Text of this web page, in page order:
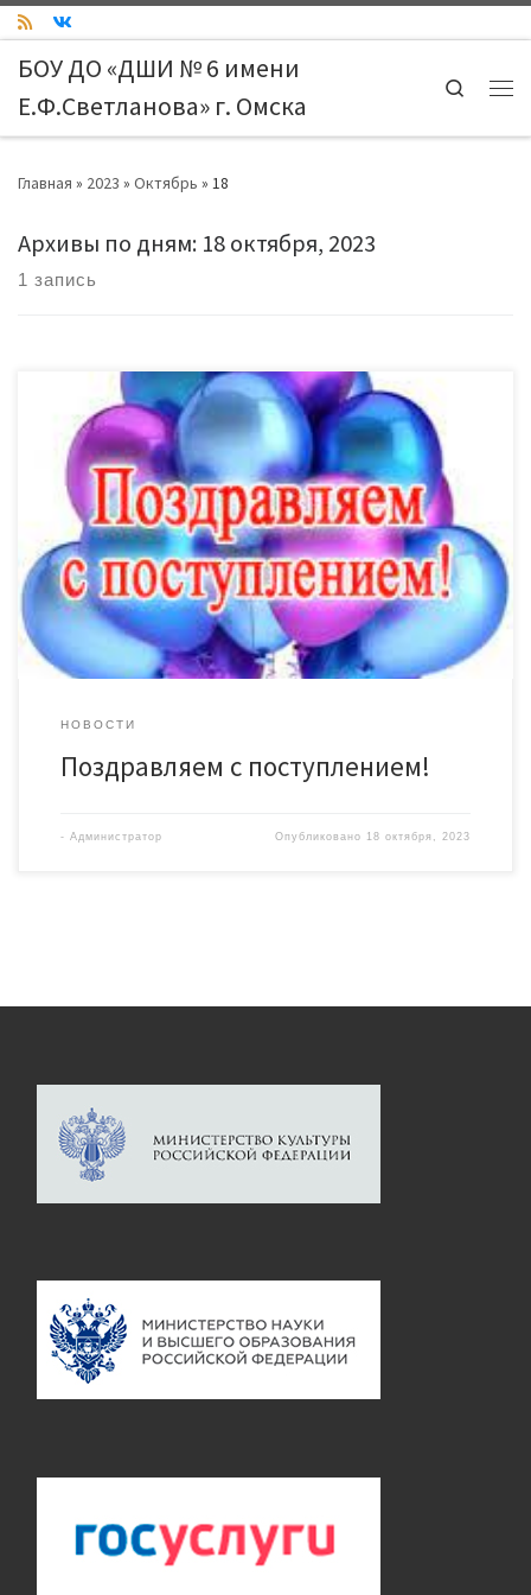
Skip to content
БОУ ДО «ДШИ № 6 имени
Е.Ф.Светланова» г. Омска
Search
Главная » 2023 » Октябрь » 18
Архивы по дням: 18 октября, 2023
1 запись
Подравляем выпускников Детской школы искусст №6 им. Е.Ф.
Светланова с поступлением в образовательные организации
высшего и среднего профессионального образования!
Музыкальное отделение: * Егоров Егор (преп. […]
НОВОСТИ
Поздравляем с поступлением!
- Администратор Опубликовано 18 октября, 2023